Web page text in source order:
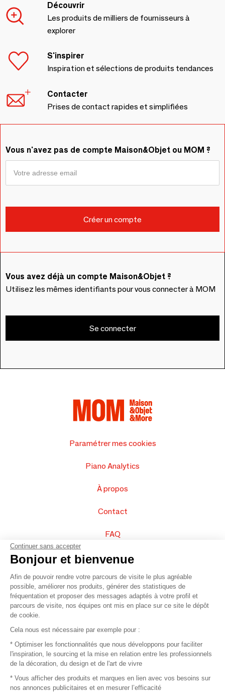
Découvrir
Les produits de milliers de fournisseurs à
explorer
S'inspirer
Inspiration et sélections de produits tendances
Contacter
Prises de contact rapides et simplifiées
Vous n'avez pas de compte Maison&Objet ou MOM ?
Vous avez déjà un compte Maison&Objet ?
Utilisez les mêmes identifiants pour vous connecter à MOM
Se connecter
Paramétrer mes cookies
Piano Analytics
À propos
Contact
FAQ
Vendez vos produits
Plan du site
© 2016 –Organisation SAFI
Recrutement
Continuer sans accepter
Bonjour et bienvenue
Afin de pouvoir rendre votre parcours de visite le plus agréable
possible, améliorer nos produits, générer des statistiques de
fréquentation et proposer des messages adaptés à votre profil et
parcours de visite, nos équipes ont mis en place sur ce site le dépôt
de cookie.
Cela nous est nécessaire par exemple pour :
* Optimiser les fonctionnalités que nous développons pour faciliter
l'inspiration, le sourcing et la mise en relation entre les professionnels
de la décoration, du design et de l'art de vivre
* Vous afficher des produits et marques en lien avec vos besoins sur
nos annonces publicitaires et en mesurer l’efficacité